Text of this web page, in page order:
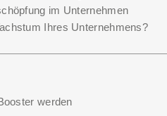
im Unternehmen
Ihres Unternehmens?
werden